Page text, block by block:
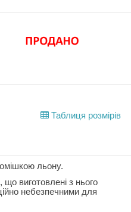
Таблиця розмірів
льону.
виготовлені з нього
небезпечними для